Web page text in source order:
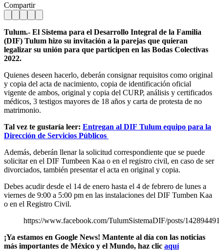
Compartir
Tulum.- El Sistema para el Desarrollo Integral de la Familia
(DIF) Tulum hizo su invitación a la parejas que quieran
legalizar su unión para que participen en las Bodas Colectivas
2022.
Quienes deseen hacerlo, deberán consignar requisitos como original
y copia del acta de nacimiento, copia de identificación oficial
vigente de ambos, original y copia del CURP, análisis y certificados
médicos, 3 testigos mayores de 18 años y carta de protesta de no
matrimonio.
Tal vez te gustaría leer: Entregan al DIF Tulum equipo para la
Dirección de Servicios Públicos
Además, deberán llenar la solicitud correspondiente que se puede
solicitar en el DIF Tumbeen Kaa o en el registro civil, en caso de ser
divorciados, también presentar el acta en original y copia.
Debes acudir desde el 14 de enero hasta el 4 de febrero de lunes a
viernes de 9:00 a 5:00 pm en las instalaciones del DIF Tumben Kaa
o en el Registro Civil.
https://www.facebook.com/TulumSistemaDIF/posts/
¡Ya estamos en Google News! Mantente al día con las noticias
más importantes de México y el Mundo, haz clic aquí